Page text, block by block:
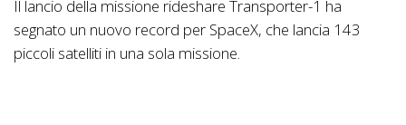
Il lancio della missione rideshare Transporter-1 ha
segnato un nuovo record per SpaceX, che lancia 143
piccoli satelliti in una sola missione.